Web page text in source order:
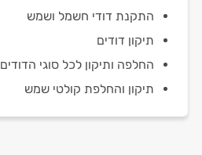
התקנת דודי חשמל ושמש
תיקון דודים
החלפה ותיקון לכל סוגי הדודים
תיקון והחלפת קולטי שמש